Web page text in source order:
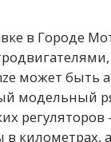
в Городе
может быть
модельный
километрах,